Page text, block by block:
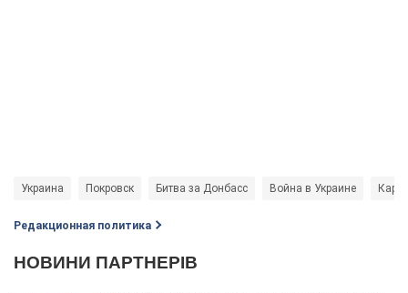
Украина Покровск Битва за Донбасс Война в Украине
Редакционная политика